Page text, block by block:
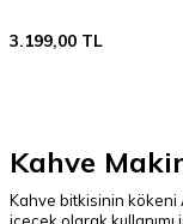
3.199,00 TL
Kahve
Kahve bitkisinin kökeni